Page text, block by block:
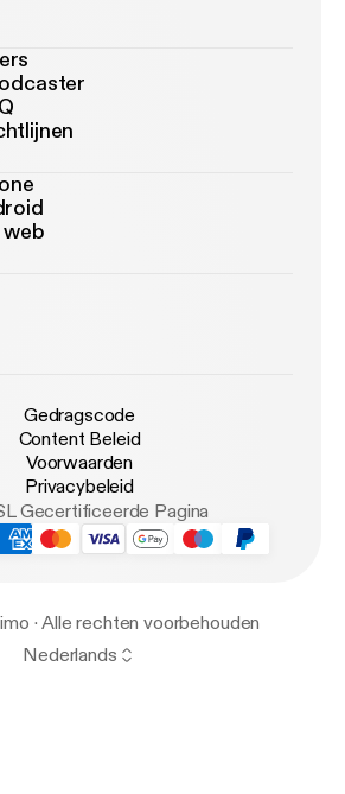
Gedragscode
Content Beleid
Voorwaarden
Privacybeleid
Gecertificeerde Pagina
· Alle rechten voorbehouden
Nederlands